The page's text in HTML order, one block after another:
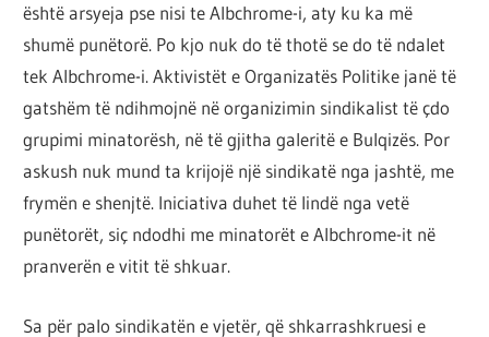
është arsyeja pse nisi te Albchrome-i, aty ku ka më
shumë punëtorë. Po kjo nuk do të thotë se do të ndalet
tek Albchrome-i. Aktivistët e Organizatës Politike janë të
gatshëm të ndihmojnë në organizimin sindikalist të çdo
grupimi minatorësh, në të gjitha galeritë e Bulqizës. Por
askush nuk mund ta krijojë një sindikatë nga jashtë, me
frymën e shenjtë. Iniciativa duhet të lindë nga vetë
punëtorët, siç ndodhi me minatorët e Albchrome-it në
pranverën e vitit të shkuar.
Sa për palo sindikatën e vjetër, që shkarrashkruesi e